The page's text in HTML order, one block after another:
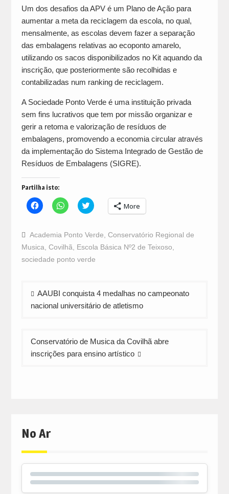
Um dos desafios da APV é um Plano de Ação para
aumentar a meta da reciclagem da escola, no qual,
mensalmente, as escolas devem fazer a separação
das embalagens relativas ao ecoponto amarelo,
utilizando os sacos disponibilizados no Kit aquando da
inscrição, que posteriormente são recolhidas e
contabilizadas num ranking de reciclagem.
A Sociedade Ponto Verde é uma instituição privada
sem fins lucrativos que tem por missão organizar e
gerir a retoma e valorização de resíduos de
embalagens, promovendo a economia circular através
da implementação do Sistema Integrado de Gestão de
Resíduos de Embalagens (SIGRE).
Partilha isto:
Click
to
Facebook
(Opens
in
new
window)
Click
to
WhatsApp
(Opens
in
new
window)
Click
to
Twitter
(Opens
in
new
window)
More
Academia Ponto Verde Conservatório Regional de
Musica Covilhã Escola Básica Nº2 de Teixoso
sociedade ponto verde
Navegação
de
AAUBI conquista 4 medalhas no campeonato
nacional universitário de atletismo
Conservatório de Musica da Covilhã abre
inscrições para ensino artístico
No Ar